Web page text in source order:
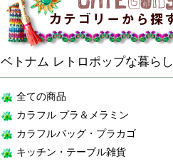
ベトナム レトロポップな暮らし
全ての商品
カラフル プラ＆メラミン
カラフルバッグ・プラカゴ
キッチン・テーブル雑貨